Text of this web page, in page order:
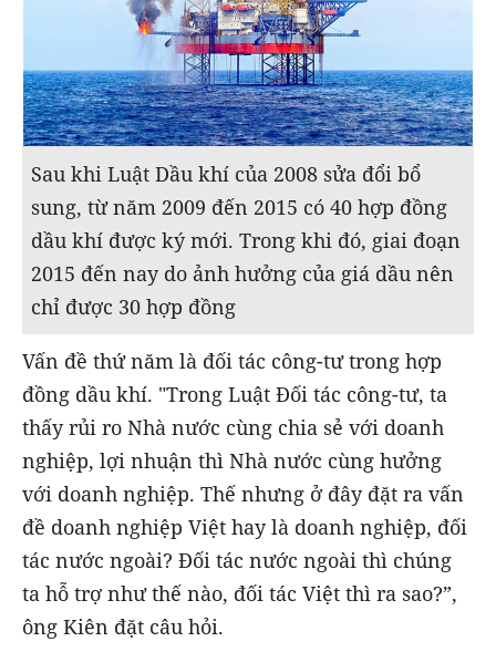
Sau khi Luật Dầu khí của 2008 sửa đổi bổ
sung, từ năm 2009 đến 2015 có 40 hợp đồng
dầu khí được ký mới. Trong khi đó, giai đoạn
2015 đến nay do ảnh hưởng của giá dầu nên
chỉ được 30 hợp đồng
Vấn đề thứ năm là đối tác công-tư trong hợp
đồng dầu khí. "Trong Luật Đối tác công-tư, ta
thấy rủi ro Nhà nước cùng chia sẻ với doanh
nghiệp, lợi nhuận thì Nhà nước cùng hưởng
với doanh nghiệp. Thế nhưng ở đây đặt ra vấn
đề doanh nghiệp Việt hay là doanh nghiệp, đối
tác nước ngoài? Đối tác nước ngoài thì chúng
ta hỗ trợ như thế nào, đối tác Việt thì ra sao?”,
ông Kiên đặt câu hỏi.